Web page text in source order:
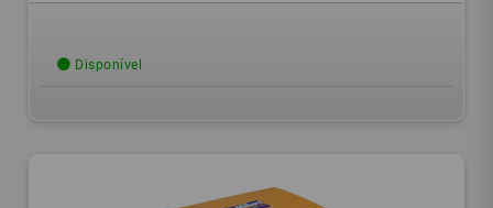
Disponível